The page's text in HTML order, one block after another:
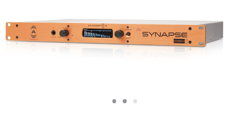
Slide
1 Slide
2 Slide
3